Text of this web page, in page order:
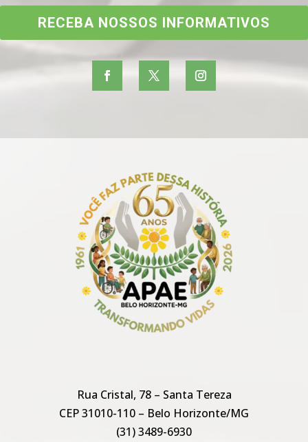
RECEBA NOSSOS INFORMATIVOS
Rua Cristal, 78 – Santa Tereza
CEP 31010-110 – Belo Horizonte/MG
(31) 3489-6930